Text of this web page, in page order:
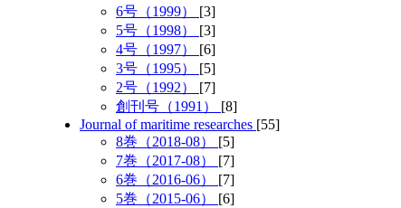
6号（1999） [3]
5号（1998） [3]
4号（1997） [6]
3号（1995） [5]
2号（1992） [7]
創刊号（1991） [8]
Journal of maritime researches [55]
8巻（2018-08） [5]
7巻（2017-08） [7]
6巻（2016-06） [7]
5巻（2015-06） [6]